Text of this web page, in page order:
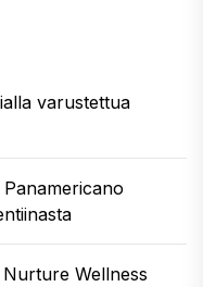
varustettua
Wellness